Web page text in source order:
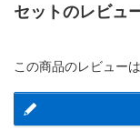
セットのレビュ
この商品のレビュー